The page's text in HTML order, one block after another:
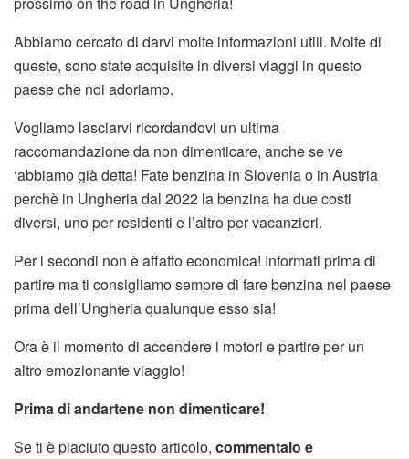
Abbiamo cercato di darvi molte informazioni utili. Molte di
queste, sono state acquisite in diversi viaggi in questo
paese che noi adoriamo.
Vogliamo lasciarvi ricordandovi un ultima
raccomandazione da non dimenticare, anche se ve
‘abbiamo già detta! Fate benzina in Slovenia o in Austria
perchè in Ungheria dal 2022 la benzina ha due costi
diversi, uno per residenti e l’altro per vacanzieri.
Per i secondi non è affatto economica! Informati prima di
partire ma ti consigliamo sempre di fare benzina nel paese
prima dell’Ungheria qualunque esso sia!
Ora è il momento di accendere i motori e partire per un
altro emozionante viaggio!
Prima di andartene non dimenticare!
Se ti è piaciuto questo articolo, commentalo e